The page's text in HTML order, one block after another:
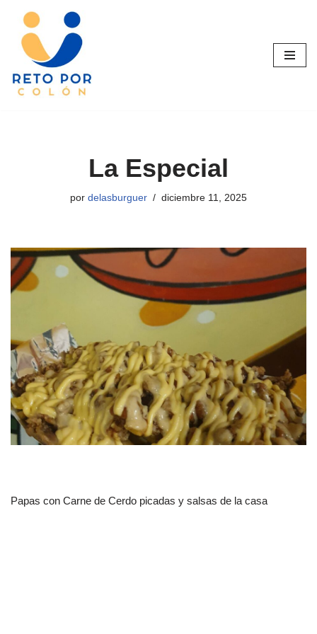
Saltar
contenido
La Especial
por delasburguer diciembre 11, 2025
Papas con Carne de Cerdo picadas y salsas de la casa